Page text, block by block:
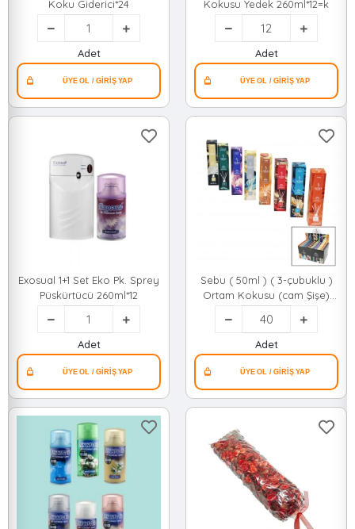
Koku Giderici*24
Adet
Kokusu Yedek 260ml*12=k
Adet
Exosual 1+1 Set Eko Pk. Sprey
Püskürtücü 260ml*12
Adet
Sebu ( 50ml ) ( 3-çubuklu )
Ortam Kokusu (cam Şişe)
(lavanta & B.gül & Sandal &
Mango & Okyanus &
Yasemin & Kehribar &
Çilek)*40x1
Adet